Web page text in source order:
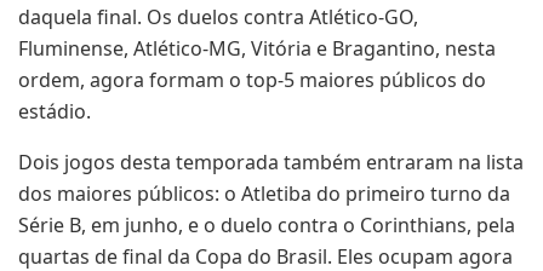
daquela final. Os duelos contra Atlético-GO,
Fluminense, Atlético-MG, Vitória e Bragantino, nesta
ordem, agora formam o top-5 maiores públicos do
estádio.
Dois jogos desta temporada também entraram na lista
dos maiores públicos: o Atletiba do primeiro turno da
Série B, em junho, e o duelo contra o Corinthians, pela
quartas de final da Copa do Brasil. Eles ocupam agora